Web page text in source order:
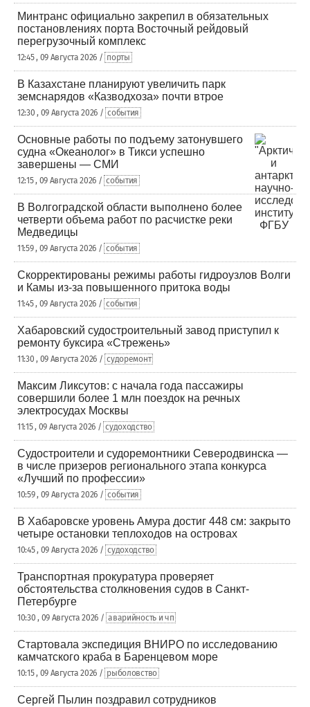
Минтранс официально закрепил в обязательных
постановлениях порта Восточный рейдовый
перегрузочный комплекс
12:45 , 09 Августа 2026 / порты
В Казахстане планируют увеличить парк
земснарядов «Казводхоза» почти втрое
12:30 , 09 Августа 2026 / события
Основные работы по подъему затонувшего
судна «Океанолог» в Тикси успешно
завершены — СМИ
12:15 , 09 Августа 2026 / события
В Волгоградской области выполнено более
четверти объема работ по расчистке реки
Медведицы
11:59 , 09 Августа 2026 / события
Скорректированы режимы работы гидроузлов Волги
и Камы из-за повышенного притока воды
11:45 , 09 Августа 2026 / события
Хабаровский судостроительный завод приступил к
ремонту буксира «Стрежень»
11:30 , 09 Августа 2026 / судоремонт
Максим Ликсутов: с начала года пассажиры
совершили более 1 млн поездок на речных
электросудах Москвы
11:15 , 09 Августа 2026 / судоходство
Судостроители и судоремонтники Северодвинска —
в числе призеров регионального этапа конкурса
«Лучший по профессии»
10:59 , 09 Августа 2026 / события
В Хабаровске уровень Амура достиг 448 см: закрыто
четыре остановки теплоходов на островах
10:45 , 09 Августа 2026 / судоходство
Транспортная прокуратура проверяет
обстоятельства столкновения судов в Санкт-
Петербурге
10:30 , 09 Августа 2026 / аварийность и чп
Стартовала экспедиция ВНИРО по исследованию
камчатского краба в Баренцевом море
10:15 , 09 Августа 2026 / рыболовство
Сергей Пылин поздравил сотрудников